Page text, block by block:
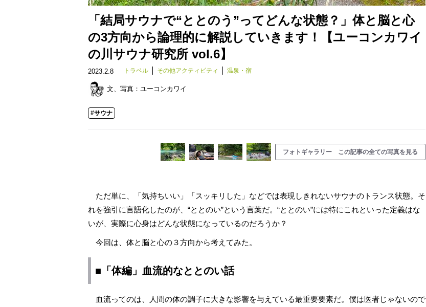
「結局サウナで“ととのう”ってどんな状態？」体と脳と心
の3方向から論理的に解説していきます！【ユーコンカワイ
の川サウナ研究所 vol.6】
2023.2.8 トラベル その他アクティビティ 温泉・宿
文、写真： ユーコンカワイ
#サウナ
フォトギャラリー この記事の全ての写真を見る
ただ単に、「気持ちいい」「スッキリした」などでは表現しきれないサウナのトランス状態。そ
れを強引に言語化したのが、“ととのい”という言葉だ。“ととのい”には特にこれといった定義はな
いが、実際に心身はどんな状態になっているのだろうか？
今回は、体と脳と心の３方向から考えてみた。
■「体編」血流的なととのい話
血流ってのは、人間の体の調子に大きな影響を与えている最重要要素だ。僕は医者じゃないので